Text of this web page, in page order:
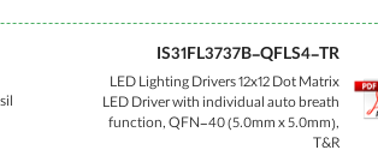
IS31FL3737B-QFLS4-TR
LED Lighting Drivers 12x12 Dot Matrix
LED Driver with individual auto breath
function, QFN-40 (5.0mm x 5.0mm),